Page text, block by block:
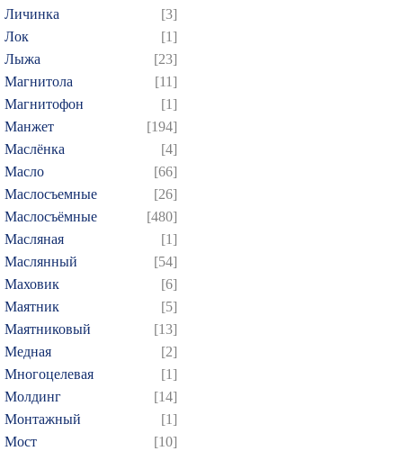
Личинка
[3]
Лок
[1]
Лыжа
[23]
Магнитола
[11]
Магнитофон
[1]
Манжет
[194]
Маслёнка
[4]
Масло
[66]
Маслосъемные
[26]
Маслосъёмные
[480]
Масляная
[1]
Маслянный
[54]
Маховик
[6]
Маятник
[5]
Маятниковый
[13]
Медная
[2]
Многоцелевая
[1]
Молдинг
[14]
Монтажный
[1]
Мост
[10]